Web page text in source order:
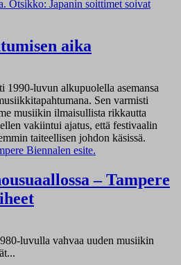
aika
1990-luvun alkupuolella asemansa
Sen varmisti
musiikin ilmaisullista rikkautta
vakiintui ajatus, että festivaalin
taiteellisen johdon käsissä.
– Tampere
luvulla vahvaa uuden musiikin